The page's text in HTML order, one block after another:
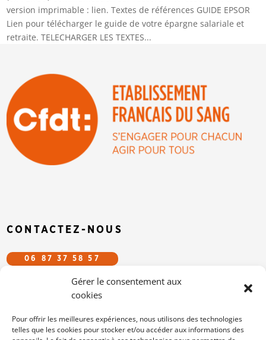
Gérer le consentement aux
cookies
Pour offrir les meilleures expériences, nous utilisons des technologies
telles que les cookies pour stocker et/ou accéder aux informations des
version imprimable : lien. Textes de références GUIDE EPSOR
Lien pour télécharger le guide de votre épargne salariale et
retraite. TELECHARGER LES TEXTES...
CONTACTEZ-NOUS
06 87 37 58 57
SUIVEZ-NOUS SUR LES RÉSEAUX